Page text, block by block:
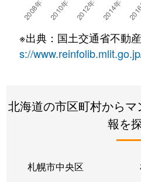
※出典：国土交通省不動
s://
北海道の市区町村から
報を
札幌市中央区